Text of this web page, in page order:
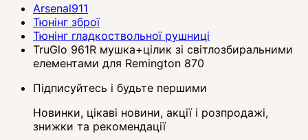
Arsenal911
Тюнінг зброї
Тюнінг гладкоствольної рушниці
TruGlo 961R мушка+цілик зі світлозбиральними
елементами для Remington 870
Підписуйтесь і будьте першими
Новинки, цікаві новини, акції і розпродажі,
знижки та рекомендації